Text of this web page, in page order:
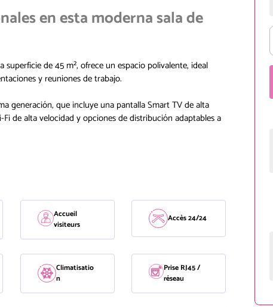
en esta moderna sala de
de 45 m², ofrece un espacio polivalente, ideal
y reuniones de trabajo.
generación, que incluye una pantalla Smart TV de alta
de alta velocidad y opciones de distribución adaptables a
Accueil
visiteurs
Accès 24/24
Climatisatio
n
Prise RJ45 /
réseau